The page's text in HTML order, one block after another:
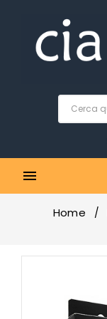

Home